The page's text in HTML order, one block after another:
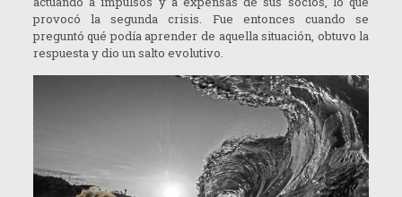
provocó la segunda crisis. Fue entonces cuando se
preguntó qué podía aprender de aquella situación, obtuvo la
respuesta y dio un salto evolutivo.